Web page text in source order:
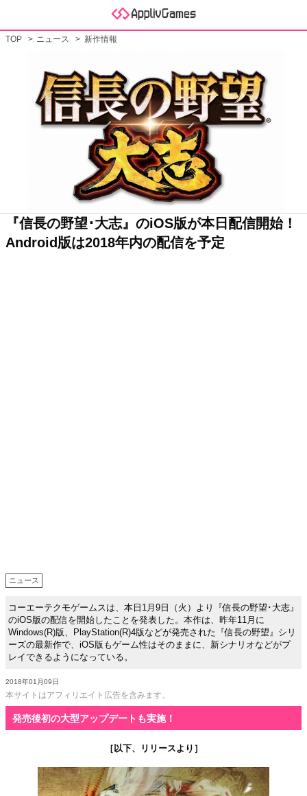
TOP ニュース 新作情報
『信長の野望･大志』のiOS版が本日配信開始！
Android版は2018年内の配信を予定
ニュース
コーエーテクモゲームスは、本日1月9日（火）より『信長の野望･大志』
のiOS版の配信を開始したことを発表した。本作は、昨年11月に
Windows(R)版、PlayStation(R)4版などが発売された『信長の野望』シリ
ーズの最新作で、iOS版もゲーム性はそのままに、新シナリオなどがプ
レイできるようになっている。
2018年01月09日
本サイトはアフィリエイト広告を含みます。
発売後初の大型アップデートも実施！
［以下、リリースより］